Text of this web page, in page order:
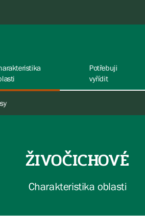
Potřebuji
vyřídit
ŽIVOČICHOVÉ
Charakteristika oblasti